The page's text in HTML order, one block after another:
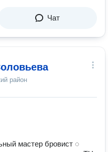
Чат
район
мастер бровист ◌